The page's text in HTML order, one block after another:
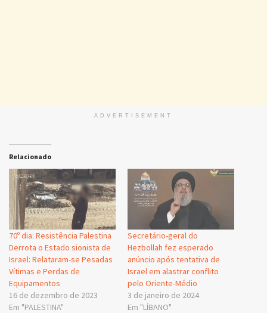
ADVERTISEMENT
Relacionado
70º dia: Resistência Palestina
Derrota o Estado sionista de
Israel: Relataram-se Pesadas
Vítimas e Perdas de
Equipamentos
16 de dezembro de 2023
Em "PALESTINA"
Secretário-geral do
Hezbollah fez esperado
anúncio após tentativa de
Israel em alastrar conflito
pelo Oriente-Médio
3 de janeiro de 2024
Em "LÍBANO"